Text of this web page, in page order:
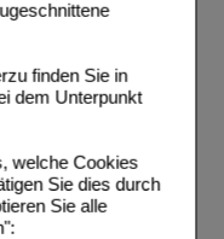
finden Sie in
dem Unterpunkt
welche Cookies
Sie dies durch
Sie alle